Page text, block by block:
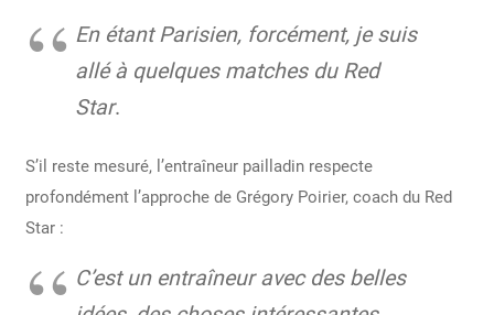
En étant Parisien, forcément, je suis
allé à quelques matches du Red
Star.
S’il reste mesuré, l’entraîneur pailladin respecte
profondément l’approche de Grégory Poirier, coach du Red
Star :
C’est un entraîneur avec des belles